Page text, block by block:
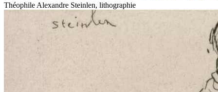
Théophile Alexandre Steinlen, lithographie